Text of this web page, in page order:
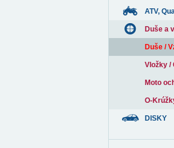
ATV,
Duše a
Duše /
Vložky /
Moto
O-
DISKY